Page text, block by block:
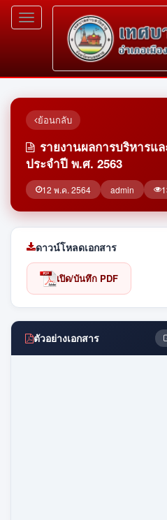
Toggle
navigation
ย้อนกลับ
รายงานผลการบริหาร
ประจำปี พ.ศ. 2563
12 พ.ค. 2564 admin
ดาวน์โหลดเอกสาร
เปิด/บันทึก PDF
ตัวอย่างเอกสาร